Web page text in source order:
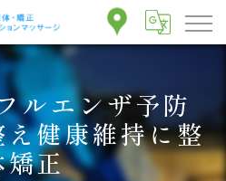
ルエンザ予防
健康維持に整
矯正